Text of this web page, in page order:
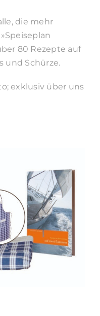
die mehr
80 Rezepte auf
und Schürze.
exklusiv über uns